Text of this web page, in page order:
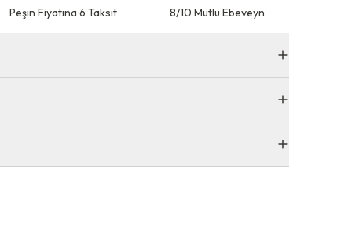
Peşin Fiyatına 6 Taksit 8/10 Mutlu Ebeveyn